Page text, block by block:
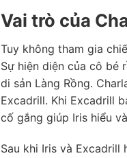
Vai trò của
Tuy không tham gia
Sự hiện diện của cô bé
di sản Làng Rồng.
Excadrill. Khi Excadrill
cố gắng giúp Iris hiểu
Sau khi Iris và